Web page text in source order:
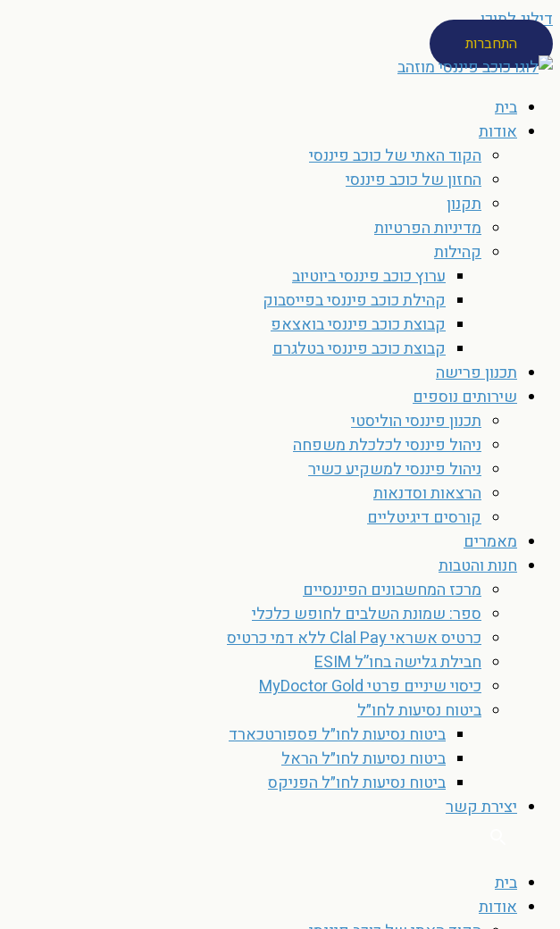
דילוג לתוכן
התחברות
בית
אודות
הקוד האתי של כוכב פיננסי
החזון של כוכב פיננסי
תקנון
מדיניות הפרטיות
קהילות
ערוץ כוכב פיננסי ביוטיוב
קהילת כוכב פיננסי בפייסבוק
קבוצת כוכב פיננסי בואצאפ
קבוצת כוכב פיננסי בטלגרם
תכנון פרישה
שירותים נוספים
תכנון פיננסי הוליסטי
ניהול פיננסי לכלכלת משפחה
ניהול פיננסי למשקיע כשיר
הרצאות וסדנאות
קורסים דיגיטליים
מאמרים
חנות והטבות
מרכז המחשבונים הפיננסיים
ספר: שמונת השלבים לחופש כלכלי
כרטיס אשראי Clal Pay ללא דמי כרטיס
חבילת גלישה בחו”ל ESIM
כיסוי שיניים פרטי MyDoctor Gold
ביטוח נסיעות לחו״ל
ביטוח נסיעות לחו״ל פספורטכארד
ביטוח נסיעות לחו״ל הראל
ביטוח נסיעות לחו״ל הפניקס
יצירת קשר
בית
אודות